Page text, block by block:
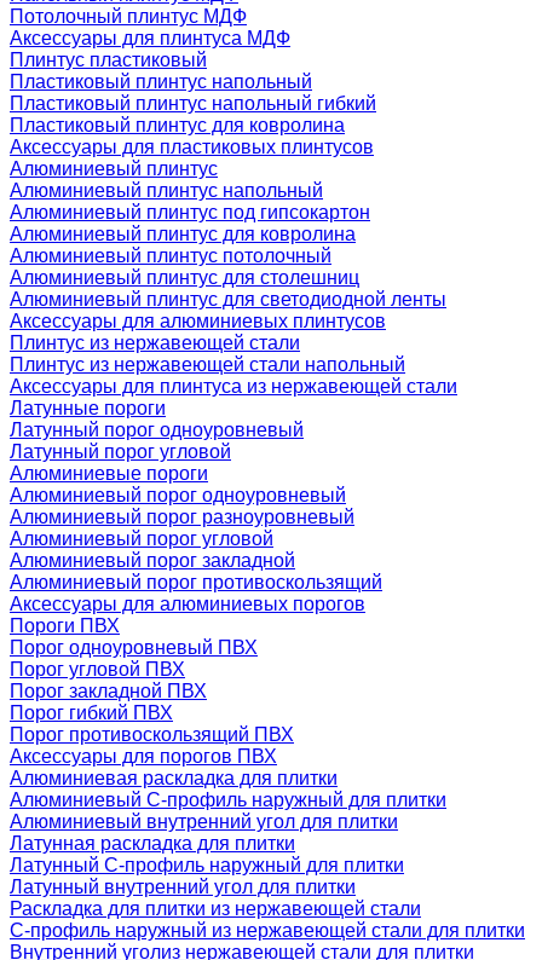
Потолочный плинтус МДФ
Аксессуары для плинтуса МДФ
Плинтус пластиковый
Пластиковый плинтус напольный
Пластиковый плинтус напольный гибкий
Пластиковый плинтус для ковролина
Аксессуары для пластиковых плинтусов
Алюминиевый плинтус
Алюминиевый плинтус напольный
Алюминиевый плинтус под гипсокартон
Алюминиевый плинтус для ковролина
Алюминиевый плинтус потолочный
Алюминиевый плинтус для столешниц
Алюминиевый плинтус для светодиодной ленты
Аксессуары для алюминиевых плинтусов
Плинтус из нержавеющей стали
Плинтус из нержавеющей стали напольный
Аксессуары для плинтуса из нержавеющей стали
Латунные пороги
Латунный порог одноуровневый
Латунный порог угловой
Алюминиевые пороги
Алюминиевый порог одноуровневый
Алюминиевый порог разноуровневый
Алюминиевый порог угловой
Алюминиевый порог закладной
Алюминиевый порог противоскользящий
Аксессуары для алюминиевых порогов
Пороги ПВХ
Порог одноуровневый ПВХ
Порог угловой ПВХ
Порог закладной ПВХ
Порог гибкий ПВХ
Порог противоскользящий ПВХ
Аксессуары для порогов ПВХ
Алюминиевая раскладка для плитки
Алюминиевый С-профиль наружный для плитки
Алюминиевый внутренний угол для плитки
Латунная раскладка для плитки
Латунный С-профиль наружный для плитки
Латунный внутренний угол для плитки
Раскладка для плитки из нержавеющей стали
С-профиль наружный из нержавеющей стали для плитки
Внутренний уголиз нержавеющей стали для плитки